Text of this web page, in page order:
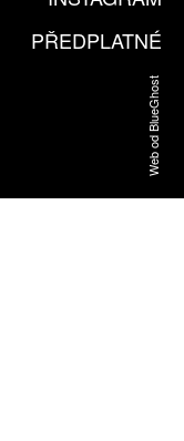
PŘEDPLATNÉ
Web od BlueGhost